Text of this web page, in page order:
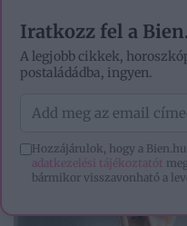
Iratkozz fel a
A legjobb cikkek,
postaládádba, ingyen.
Hozzájárulok, hogy a
adatkezelési tájékoztatót
bármikor visszavonható a